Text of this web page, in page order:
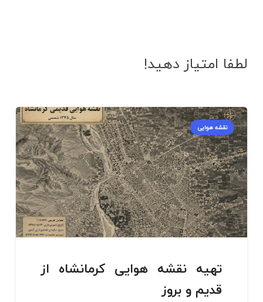
لطفا امتیاز دهید!
نقشه هوایی
تهیه نقشه هوایی کرمانشاه از
قدیم و بروز